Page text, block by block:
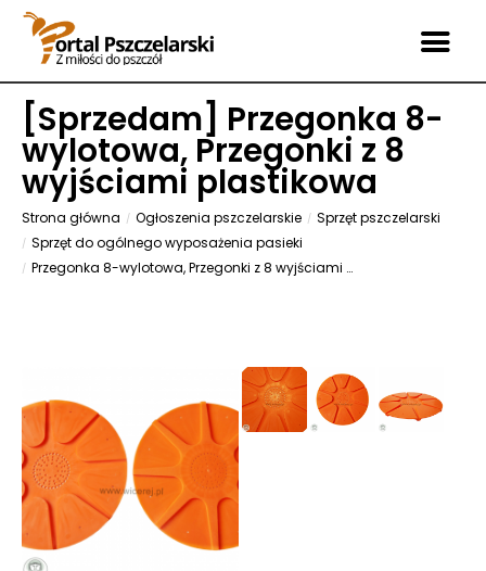
[Sprzedam] Przegonka 8-
wylotowa, Przegonki z 8
wyjściami plastikowa
Strona główna Ogłoszenia pszczelarskie
Sprzęt pszczelarski
Sprzęt do ogólnego wyposażenia pasieki
Przegonka 8-wylotowa, Przegonki z 8 wyjściami plastikowa